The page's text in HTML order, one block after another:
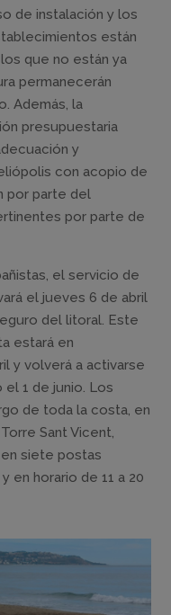
de instalación y los
están
que no están ya
permanecerán
Además, la
presupuestaria
y
con acopio de
por parte del
por parte de
el servicio de
el jueves 6 de abril
del litoral. Este
estará en
y volverá a activarse
el 1 de junio. Los
de toda la costa, en
Sant Vicent,
en siete postas
en horario de 11 a 20